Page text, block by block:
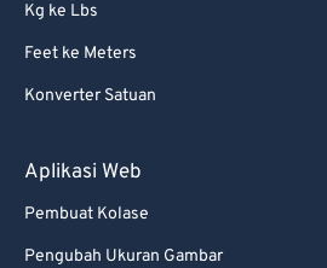
Kg ke Lbs
Feet ke Meters
Konverter Satuan
Aplikasi Web
Pembuat Kolase
Pengubah Ukuran Gambar